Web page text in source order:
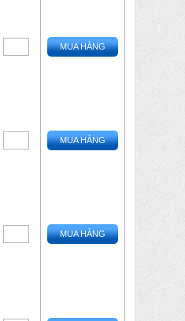
MUA HÀNG
MUA HÀNG
MUA HÀNG